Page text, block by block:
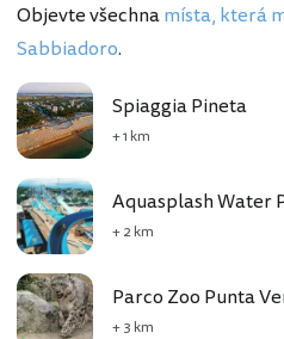
Objevte všechnamísta, která
Sabbiadoro.
Spiaggia Pineta
+ 1 km
Aquasplash Water
+ 2 km
Parco Zoo Punta
+ 3 km